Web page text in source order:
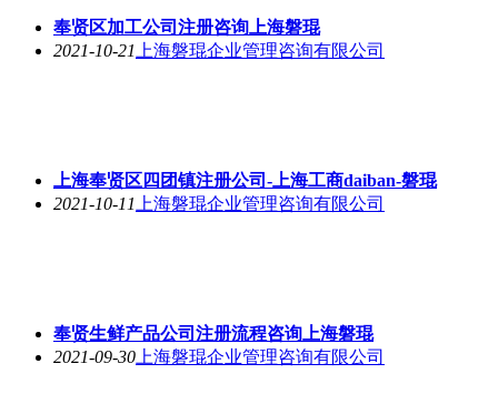
奉贤区加工公司注册咨询上海磐琨
2021-10-21 上海磐琨企业管理咨询有限公司
上海奉贤区四团镇注册公司-上海工商daiban-磐琨
2021-10-11 上海磐琨企业管理咨询有限公司
奉贤生鲜产品公司注册流程咨询上海磐琨
2021-09-30 上海磐琨企业管理咨询有限公司